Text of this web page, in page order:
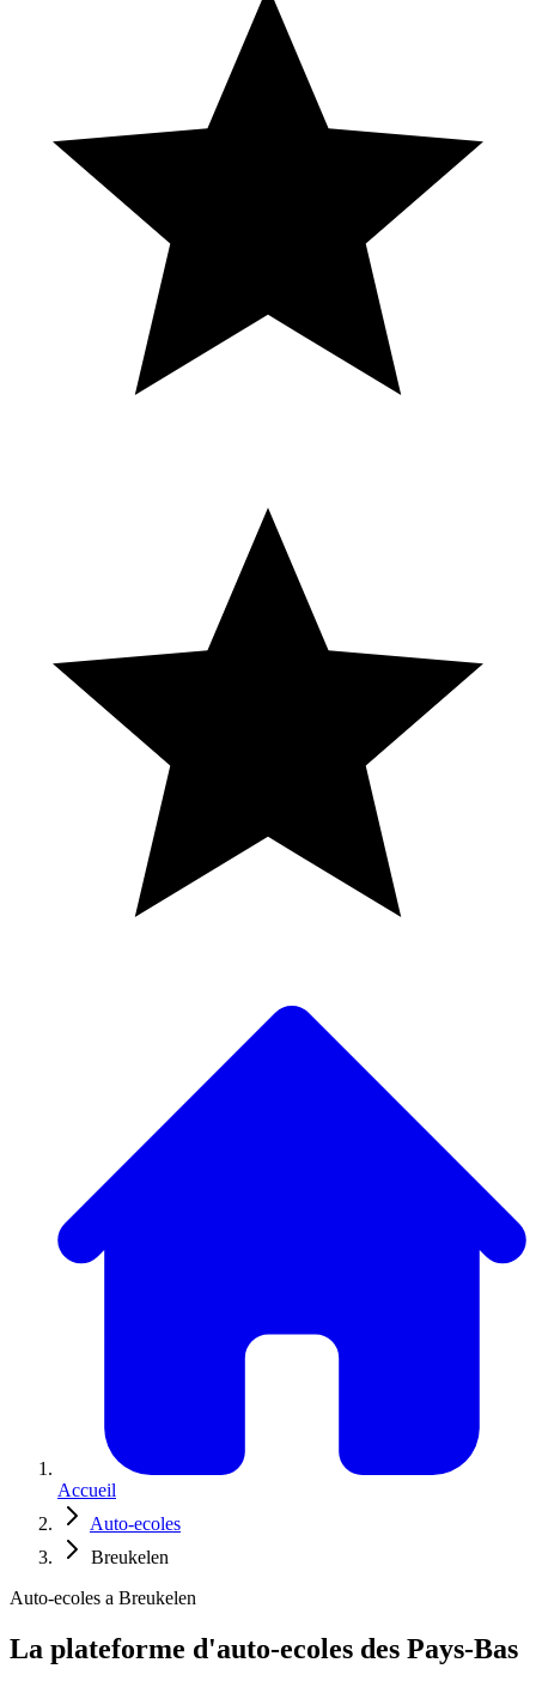
Accueil
Auto-ecoles
Breukelen
Auto-ecoles a Breukelen
La plateforme d'auto-ecoles des Pays-Bas